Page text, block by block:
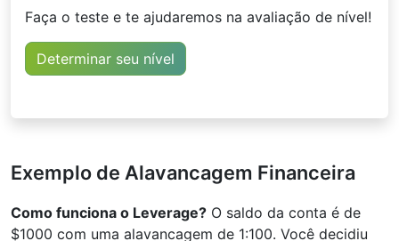
Faça o teste e te ajudaremos na avaliação de nível!
Determinar seu nível
Exemplo de Alavancagem Financeira
Como funciona o Leverage? O saldo da conta é de
$1000 com uma alavancagem de 1:100. Você decidiu